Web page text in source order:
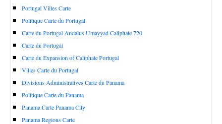
Portugal Villes Carte
Politique Carte du Portugal
Carte du Portugal Andalus Umayyad Caliphate 720
Carte du Portugal
Carte du Expansion of Caliphate Portugal
Villes Carte du Portugal
Divisions Administratives Carte du Panama
Politique Carte du Panama
Panama Carte Panama City
Panama Regions Carte